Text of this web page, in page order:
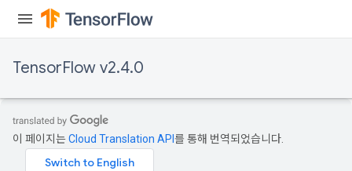
TensorFlow v2.4.0
이 페이지는Cloud Translation API 를 통해 번역되었습니다.